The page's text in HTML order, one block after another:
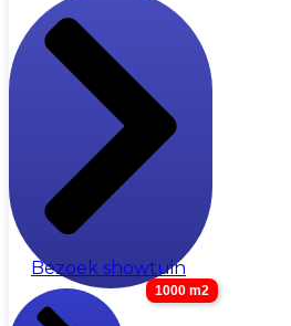
Bezoek showtuin
1000 m2